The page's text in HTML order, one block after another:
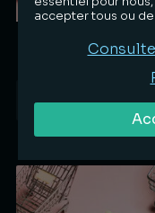
Les pratiques
Publications
accepter tous ou